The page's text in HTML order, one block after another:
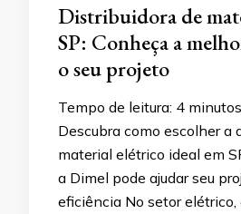
Distribuidora de
SP: Conheça a
o seu projeto
Tempo de leitura: 4 minutos
Descubra como escolher a
material elétrico ideal em
a Dimel pode ajudar seu
eficiência No setor elétrico,